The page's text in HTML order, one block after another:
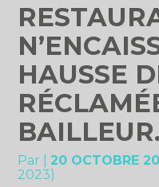
HAUSSE
Par 20 OCTOBRE
2023)